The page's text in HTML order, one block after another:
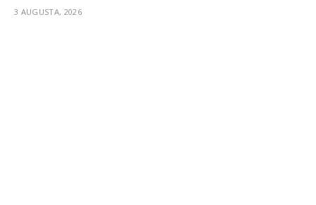
3 AUGUSTA, 2026